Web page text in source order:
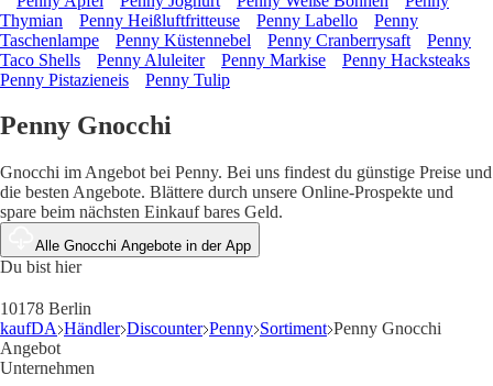
Thymian
Penny Heißluftfritteuse Penny Labello
Penny
Taschenlampe
Penny Küstennebel Penny Cranberrysaft
Penny
Taco Shells
Penny Aluleiter Penny Markise
Penny Hacksteaks
Penny Pistazieneis
Penny Tulip
Penny Gnocchi
Gnocchi im Angebot bei Penny. Bei uns findest du günstige Preise und
die besten Angebote. Blättere durch unsere Online-Prospekte und
spare beim nächsten Einkauf bares Geld.
Alle Gnocchi Angebote in der App
Du bist hier
10178 Berlin
kaufDA Händler Discounter Penny Sortiment Penny Gnocchi
Angebot
Unternehmen